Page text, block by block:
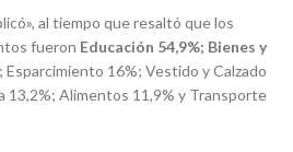
al tiempo que resaltó que los
fueron Educación 54,9%; Bienes y
; Esparcimiento 16%; Vestido y Calzado
13,2%; Alimentos 11,9% y Transporte